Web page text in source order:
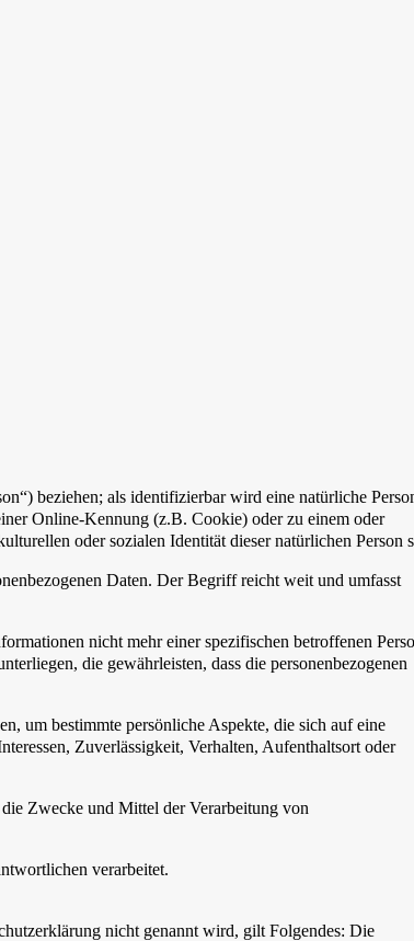
beziehen; als identifizierbar wird eine natürliche
Online-Kennung (z.B. Cookie) oder zu einem oder
oder sozialen Identität dieser natürlichen Person
Daten. Der Begriff reicht weit und umfasst
nicht mehr einer spezifischen betroffenen
die gewährleisten, dass die personenbezogenen
um bestimmte persönliche Aspekte, die sich auf eine
Zuverlässigkeit, Verhalten, Aufenthaltsort oder
Zwecke und Mittel der Verarbeitung von
verarbeitet.
nicht genannt wird, gilt Folgendes: Die